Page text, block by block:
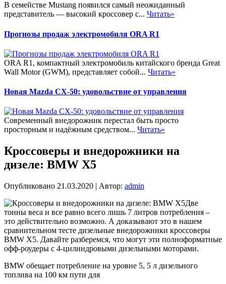
В семействе Mustang появился самый неожиданный
представитель — высокий кроссовер с... Читать»
Прогнозы продаж электромобиля ORA R1
ORA R1, компактный электромобиль китайского бренда Great
Wall Motor (GWM), представляет собой... Читать»
Новая Mazda CX-50: удовольствие от управления
Современный внедорожник перестал быть просто
просторным и надёжным средством... Читать»
Кроссоверы и внедорожники на
дизеле: BMW X5
Опубликовано 21.03.2020 | Автор: admin
Две
тонны веса и все равно всего лишь 7 литров потребления –
это действительно возможно. А доказывают это в нашем
сравнительном тесте дизельные внедорожники кроссоверы
BMW X5. Давайте разберемся, что могут эти полноформатные
офф-роудеры с 4-цилиндровыми дизельными моторами.
BMW обещает потребление на уровне 5, 5 л дизельного
топлива на 100 км пути для